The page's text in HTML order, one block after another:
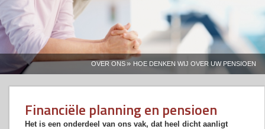
OVER ONS» HOE DENKEN WIJ OVER UW PENSIOEN
Financiële planning en pensioen
Het is een onderdeel van ons vak, dat heel dicht aanligt